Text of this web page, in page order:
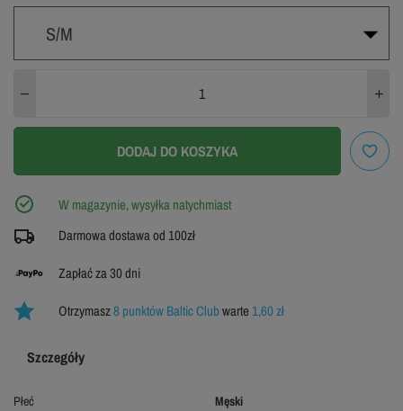
S/M
L/XL
DODAJ DO KOSZYKA
W magazynie, wysyłka natychmiast
Darmowa dostawa od 100zł
Zapłać za 30 dni
Otrzymasz8 punktów Baltic Clubwarte1,60 zł
Szczegóły
Płeć Męski